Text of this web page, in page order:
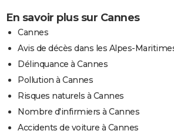
En savoir plus sur Cannes
Cannes
Avis de décès dans les Alpes-
Délinquance à Cannes
Pollution à Cannes
Risques naturels à Cannes
Nombre d'infirmiers à Cannes
Accidents de voiture à Cannes